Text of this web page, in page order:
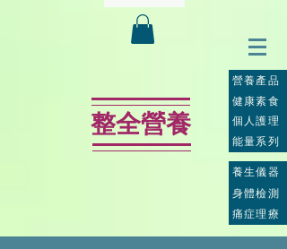
整全營養
營養產品
個人護理
能量系列
健康素食
養生儀器
身體檢測
痛症理療